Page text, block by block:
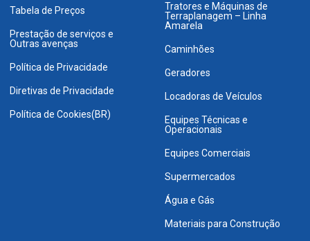
Tabela de Preços
Prestação de serviços e
Outras avenças
Política de Privacidade
Diretivas de Privacidade
Política de Cookies(BR)
Tratores e Máquinas de
Terraplanagem – Linha
Amarela
Caminhões
Geradores
Locadoras de Veículos
Equipes Técnicas e
Operacionais
Equipes Comerciais
Supermercados
Água e Gás
Materiais para Construção